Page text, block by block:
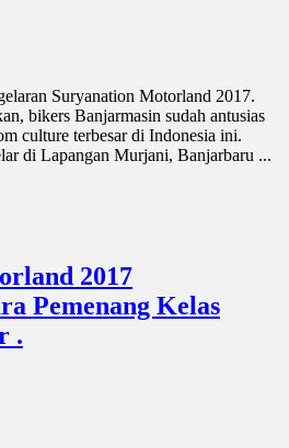
Suryanation Motorland 2017.
bikers Banjarmasin sudah antusias
culture terbesar di Indonesia ini.
di Lapangan Murjani, Banjarbaru ...
2017
Pemenang Kelas
.